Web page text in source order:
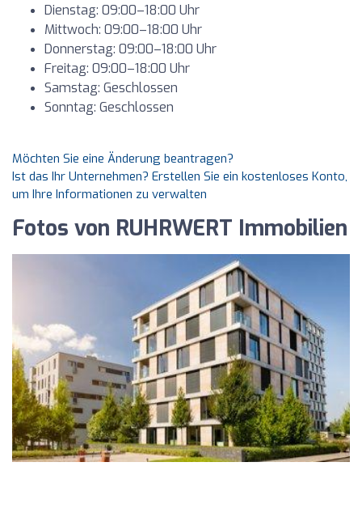
Dienstag: 09:00–18:00 Uhr
Mittwoch: 09:00–18:00 Uhr
Donnerstag: 09:00–18:00 Uhr
Freitag: 09:00–18:00 Uhr
Samstag: Geschlossen
Sonntag: Geschlossen
Möchten Sie eine Änderung beantragen?
Ist das Ihr Unternehmen? Erstellen Sie ein kostenloses Konto,
um Ihre Informationen zu verwalten
Fotos von RUHRWERT Immobilien